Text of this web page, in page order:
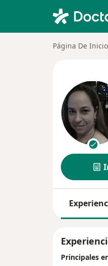
Página De Inicio
Principales